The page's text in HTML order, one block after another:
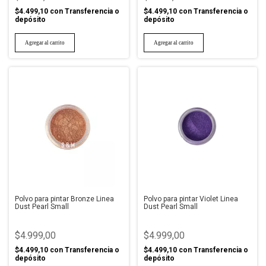
$4.499,10 con Transferencia o
depósito
$4.499,10 con Transferencia o
depósito
Polvo para pintar Bronze Linea
Dust Pearl Small
$4.999,00
$4.499,10 con Transferencia o
depósito
Polvo para pintar Violet Linea
Dust Pearl Small
$4.999,00
$4.499,10 con Transferencia o
depósito